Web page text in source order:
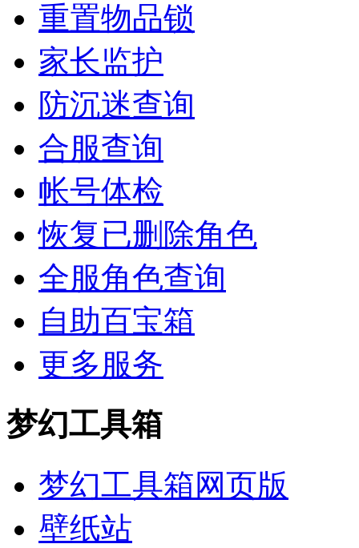
重置物品锁
家长监护
防沉迷查询
合服查询
帐号体检
恢复已删除角色
全服角色查询
自助百宝箱
更多服务
梦幻工具箱
梦幻工具箱网页版
壁纸站